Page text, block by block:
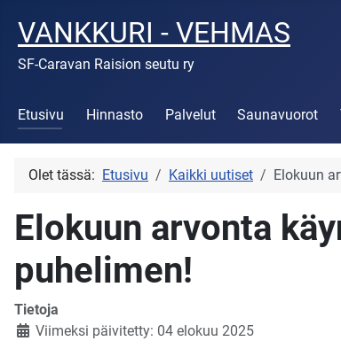
VANKKURI - VEHMAS
SF-Caravan Raision seutu ry
Etusivu Hinnasto Palvelut Saunavuorot
Olet tässä: Etusivu Kaikki uutiset Elokuun
Elokuun arvonta
puhelimen!
Tietoja
Viimeksi päivitetty: 04 elokuu 2025